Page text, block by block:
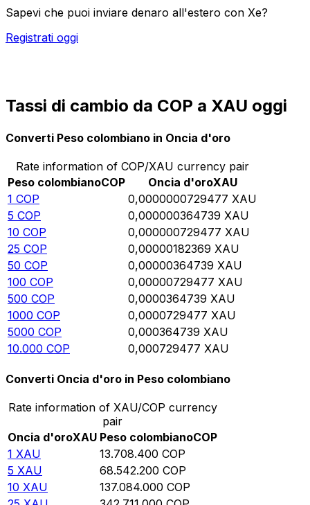
Sapevi che puoi inviare denaro all'estero con Xe?
Registrati oggi
Tassi di cambio da COP a XAU oggi
Converti Peso colombiano in Oncia d'oro
Rate information of COP/XAU currency pair
Peso colombianoCOP Oncia d'oroXAU
1 COP 0,0000000729477 XAU
5 COP 0,000000364739 XAU
10 COP 0,000000729477 XAU
25 COP 0,00000182369 XAU
50 COP 0,00000364739 XAU
100 COP 0,00000729477 XAU
500 COP 0,0000364739 XAU
1000 COP 0,0000729477 XAU
5000 COP 0,000364739 XAU
10.000 COP 0,000729477 XAU
Converti Oncia d'oro in Peso colombiano
Rate information of XAU/COP currency
pair
Oncia d'oroXAU Peso colombianoCOP
1 XAU 13.708.400 COP
5 XAU 68.542.200 COP
10 XAU 137.084.000 COP